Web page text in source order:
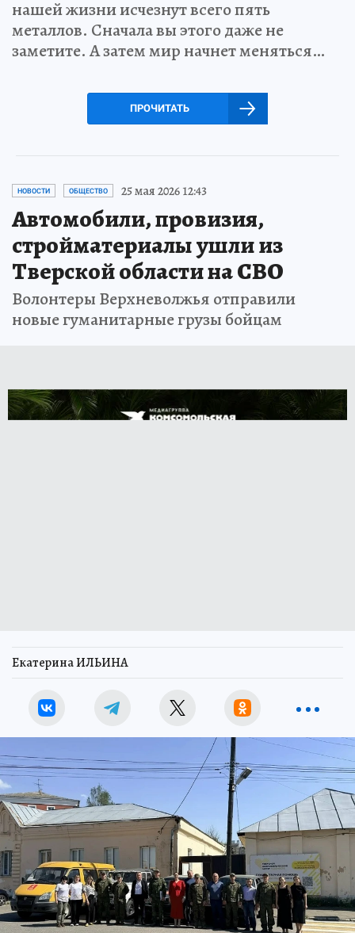
нашей жизни исчезнут всего пять
металлов. Сначала вы этого даже не
заметите. А затем мир начнет меняться…
ПРОЧИТАТЬ
НОВОСТИ ОБЩЕСТВО 25 мая 2026 12:43
Автомобили, провизия,
стройматериалы ушли из
Тверской области на СВО
Волонтеры Верхневолжья отправили
новые гуманитарные грузы бойцам
Екатерина ИЛЬИНА